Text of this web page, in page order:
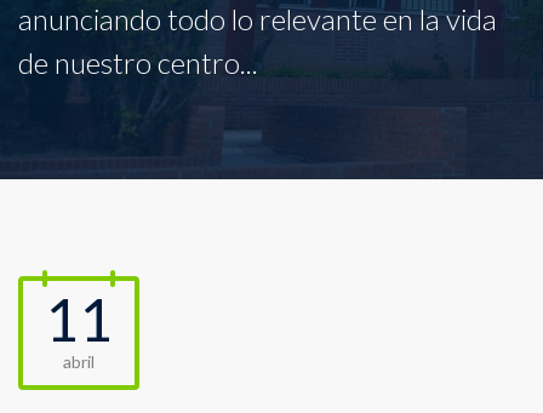
anunciando todo lo relevante en la vida
de nuestro centro...
11
abril